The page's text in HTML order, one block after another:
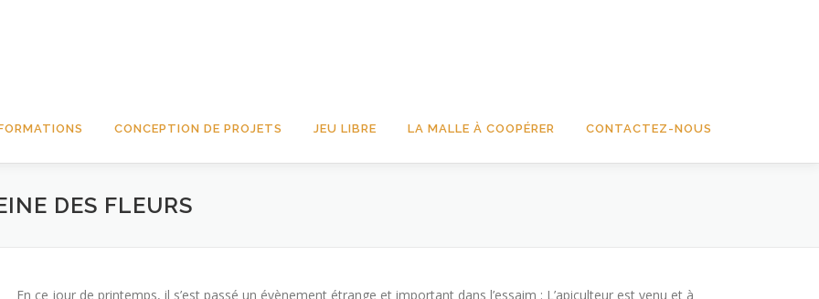
CONCEPTION DE PROJETS JEU LIBRE LA MALLE À COOPÉRER CONTACTEZ-NOUS
DES FLEURS
En ce jour de printemps, il s’est passé un évènement étrange et important dans l’essaim : L’apiculteur est venu et à